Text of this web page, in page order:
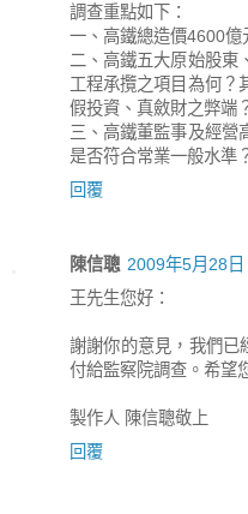
調查重點如下：
一、高鐵總造價4600億
二、高鐵五大原始股東
工程承攬之項目為何？
假投資、真斂財之弊端
三、高鐵董監事及經營
是否符合常業一般水準
回覆
陳信聰 2009年5月28
王先生您好：
謝謝你的意見，我們已
付給監察院調查。希望
製作人 陳信聰敬上
回覆